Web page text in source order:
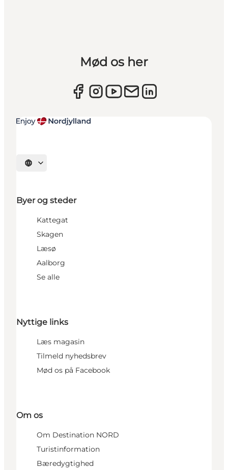
Mød os her
Vælg sprog
Byer og steder
Kattegat
Skagen
Læsø
Aalborg
Se alle
Nyttige links
Læs magasin
Tilmeld nyhedsbrev
Mød os på Facebook
Om os
Om Destination NORD
Turistinformation
Bæredygtighed